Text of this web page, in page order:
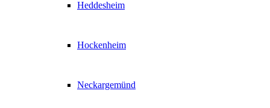
Heddesheim
Hockenheim
Neckargemünd